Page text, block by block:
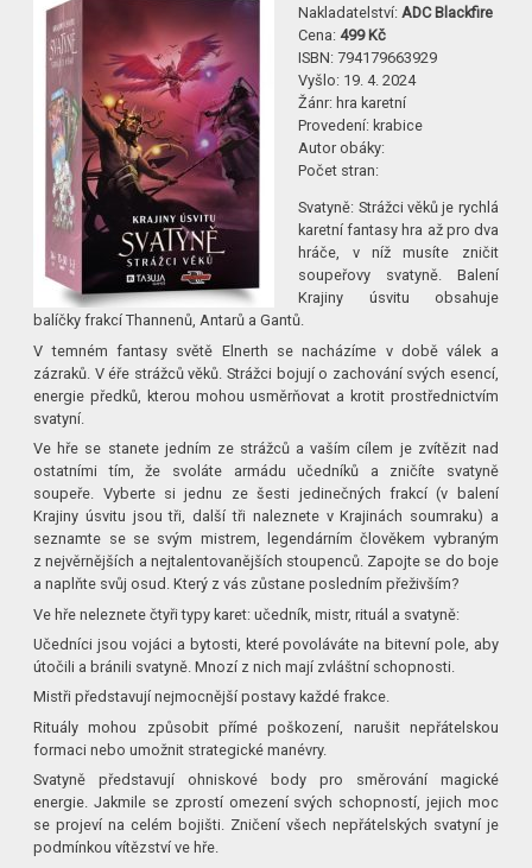
Nakladatelství: ADC Blackfire
Cena:499 Kč
ISBN:794179663929
Vyšlo: 19. 4. 2024
Žánr:hra karetní
Provedení:krabice
Autor obáky:
Počet stran:
Svatyně: Strážci věků je rychlá
karetní fantasy hra až pro dva
hráče, v níž musíte zničit
soupeřovy svatyně. Balení
Krajiny úsvitu obsahuje
balíčky frakcí Thannenů, Antarů a Gantů.
V temném fantasy světě Elnerth se nacházíme v době válek a
zázraků. V éře strážců věků. Strážci bojují o zachování svých esencí,
energie předků, kterou mohou usměrňovat a krotit prostřednictvím
svatyní.
Ve hře se stanete jedním ze strážců a vaším cílem je zvítězit nad
ostatními tím, že svoláte armádu učedníků a zničíte svatyně
soupeře. Vyberte si jednu ze šesti jedinečných frakcí (v balení
Krajiny úsvitu jsou tři, další tři naleznete v Krajinách soumraku) a
seznamte se se svým mistrem, legendárním člověkem vybraným
z nejvěrnějších a nejtalentovanějších stoupenců. Zapojte se do boje
a naplňte svůj osud. Který z vás zůstane posledním přeživším?
Ve hře neleznete čtyři typy karet: učedník, mistr, rituál a svatyně:
Učedníci jsou vojáci a bytosti, které povoláváte na bitevní pole, aby
útočili a bránili svatyně. Mnozí z nich mají zvláštní schopnosti.
Mistři představují nejmocnější postavy každé frakce.
Rituály mohou způsobit přímé poškození, narušit nepřátelskou
formaci nebo umožnit strategické manévry.
Svatyně představují ohniskové body pro směrování magické
energie. Jakmile se zprostí omezení svých schopností, jejich moc
se projeví na celém bojišti. Zničení všech nepřátelských svatyní je
podmínkou vítězství ve hře.